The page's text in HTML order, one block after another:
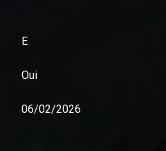
E
Oui
06/02/2026